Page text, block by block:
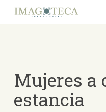
Mujeres a
estancia